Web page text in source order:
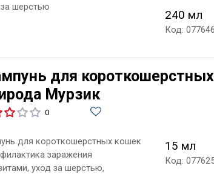
шерстью
240 мл
Код: 077646
для
Мурзик
0
для короткошерстных кошек
заражения
уход за шерстью,
15 мл
Код: